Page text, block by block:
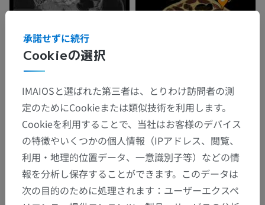
Cookieの選択
承諾せずに続行
IMAIOSと選ばれた第三者は、とりわけ訪問者の測
定のためにCookieまたは類似技術を利用します。
Cookieを利用することで、当社はお客様のデバイス
の特徴やいくつかの個人情報（IPアドレス、閲覧、
利用・地理的位置データ、一意識別子等）などの情
報を分析し保存することができます。このデータは
次の目的のために処理されます：ユーザーエクスペ